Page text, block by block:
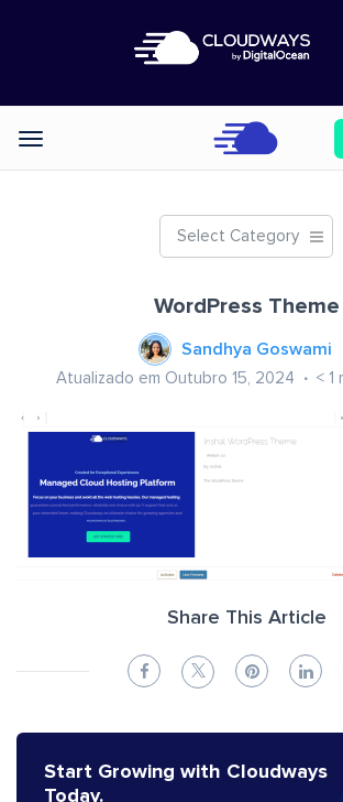
Categories
Select Category
WordPress Theme
Sandhya Goswami
Atualizado em Outubro 15, 2024 < 1
Share This Article
Start Growing with Cloudways
Today.